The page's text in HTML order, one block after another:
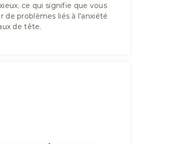
ce qui signifie que vous
de problèmes liés à l'anxiété
de tête.